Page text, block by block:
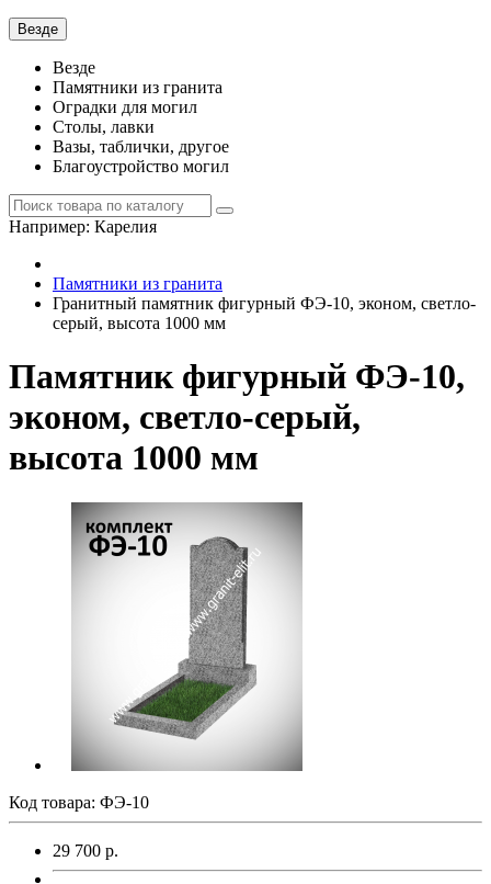
Везде
Везде
Памятники из гранита
Оградки для могил
Столы, лавки
Вазы, таблички, другое
Благоустройство могил
Например: Карелия
Памятники из гранита
Гранитный памятник фигурный ФЭ-10, эконом, светло-
серый, высота 1000 мм
Памятник фигурный ФЭ-10,
эконом, светло-серый,
высота 1000 мм
Код товара: ФЭ-10
29 700 р.